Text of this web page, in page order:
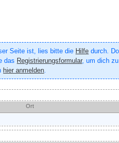
Seite ist, lies bitte die Hilfe durch.
das Registrierungsformular, um dich
hier anmelden.
Ort